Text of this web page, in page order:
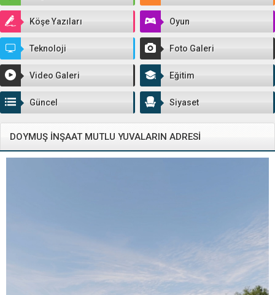
Köşe Yazıları Oyun
Teknoloji Foto Galeri
Video Galeri Eğitim
Güncel Siyaset
DOYMUŞ İNŞAAT MUTLU YUVALARIN ADRESİ